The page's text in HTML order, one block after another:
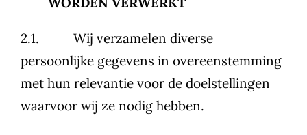
2.1. Wij verzamelen diverse
persoonlijke gegevens in overeenstemming
met hun relevantie voor de doelstellingen
waarvoor wij ze nodig hebben.